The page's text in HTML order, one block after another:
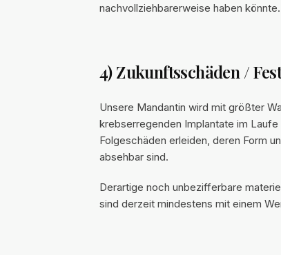
nachvollziehbarerweise haben könnte.
4) Zukunftsschäden /
Unsere Mandantin wird mit größter
krebserregenden Implantate im
Folgeschäden erleiden, deren Form
absehbar sind.
Derartige noch unbezifferbare
sind derzeit mindestens mit einem